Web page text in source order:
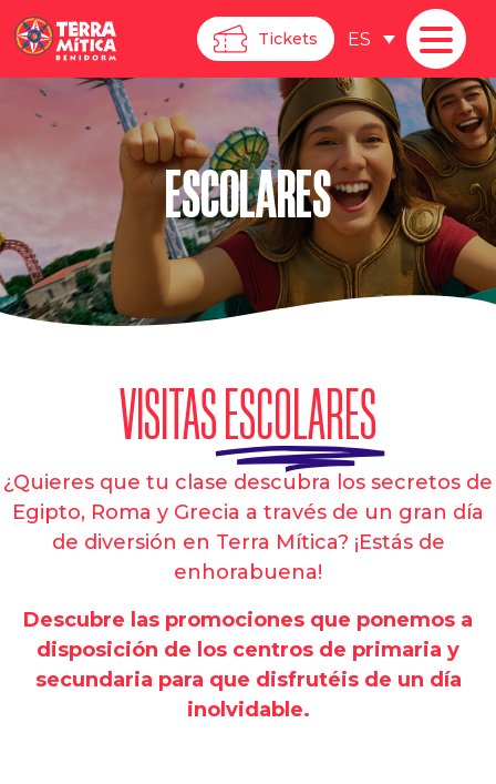
Tickets ES
ESCOLARES
VISITASESCOLARES
¿Quieres que tu clase descubra los secretos de
Egipto, Roma y Grecia a través de un gran día
de diversión en Terra Mítica? ¡Estás de
enhorabuena!
Descubre las promociones que ponemos a
disposición de los centros de primaria y
secundaria para que disfrutéis de un día
inolvidable.